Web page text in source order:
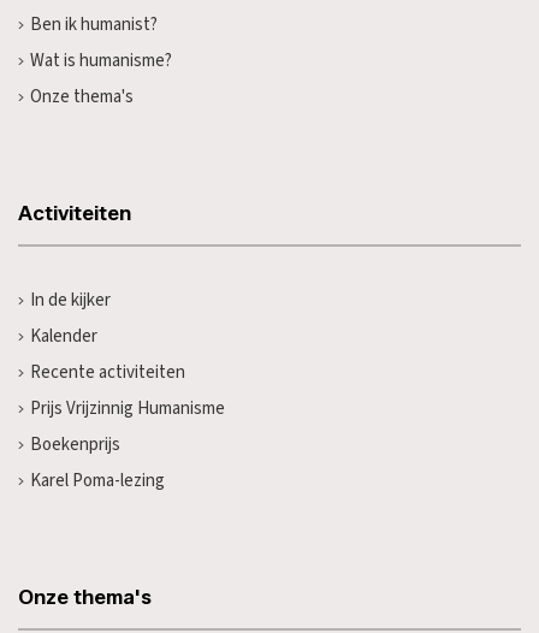
Ben ik humanist?
Wat is humanisme?
Onze thema's
Activiteiten
In de kijker
Kalender
Recente activiteiten
Prijs Vrijzinnig Humanisme
Boekenprijs
Karel Poma-lezing
Onze thema's